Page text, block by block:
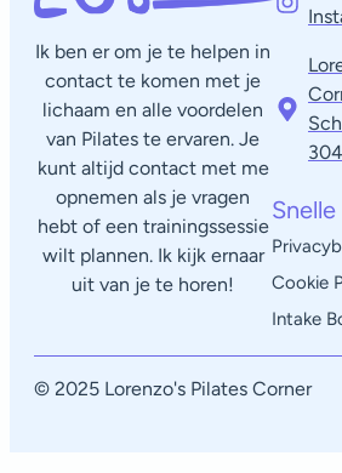
Ik ben er om je te helpen in
contact te komen met je
lichaam en alle voordelen
van Pilates te ervaren. Je
kunt altijd contact met me
opnemen als je vragen
hebt of een trainingssessie
wilt plannen. Ik kijk ernaar
uit van je te horen!
Cookie
Intake
© 2025 Lorenzo's Pilates Corner